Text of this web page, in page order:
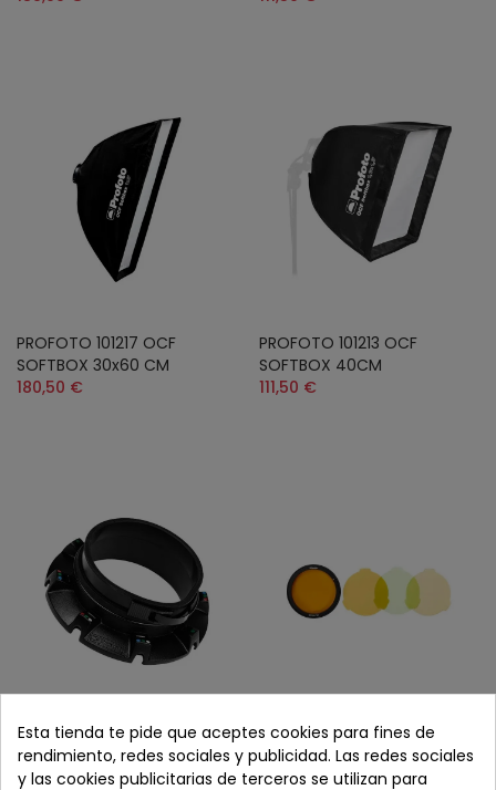
PROFOTO 101217 OCF
SOFTBOX 30x60 CM
180,50 €
PROFOTO 101213 OCF
SOFTBOX 40CM
111,50 €
PROFOTO 101210 OCF
SPEEDRING
85,50 €
PROFOTO 101209 KIT GEL A1X
89,00 €
Esta tienda te pide que aceptes cookies para fines de
rendimiento, redes sociales y publicidad. Las redes sociales
y las cookies publicitarias de terceros se utilizan para